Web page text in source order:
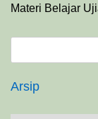
Materi Belajar
Arsip